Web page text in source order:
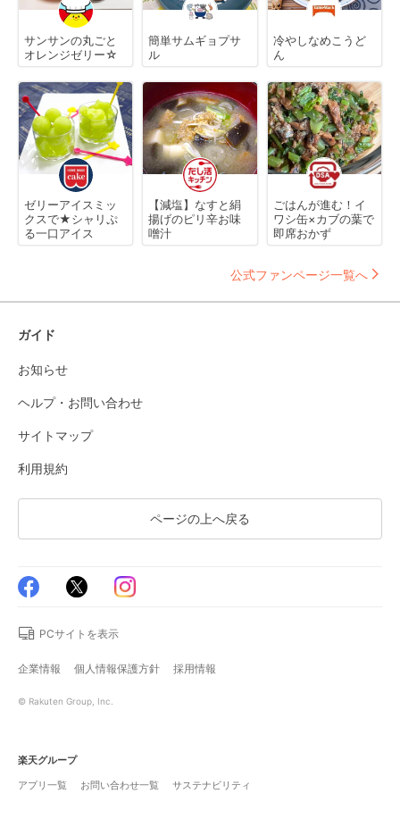
サンサンの丸ごと
オレンジゼリー☆
簡単サムギョプサ
ル
冷やしなめこうど
ん
ゼリーアイスミッ
クスで★シャリぷ
る一口アイス
【減塩】なすと絹
揚げのピリ辛お味
噌汁
ごはんが進む！イ
ワシ缶×カブの葉で
即席おかず
公式ファンページ一覧へ
ガイド
お知らせ
ヘルプ・お問い合わせ
サイトマップ
利用規約
ページの上へ戻る
PCサイトを表示
企業情報 個人情報保護方針 採用情報
© Rakuten Group, Inc.
楽天グループ
アプリ一覧
お問い合わせ一覧 サステナビリティ